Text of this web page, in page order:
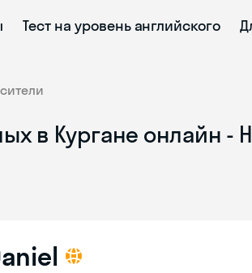
Тест на уровень английского
в Кургане онлайн -